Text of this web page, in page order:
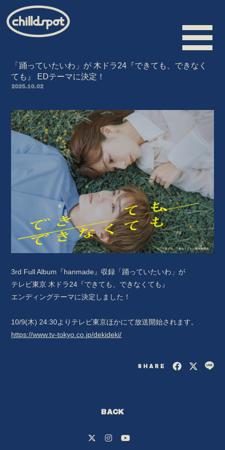
INFORMATION
SCHEDULE
BIOGRAPHY
VIDEO
DISCOGRAPHY
MERCHANDISE
CONTACT
MOVIE
「踊っていたいわ」が 木ドラ24『できても、できなく
ても』 EDテーマに決定！
2025.10.02
3rd Full Album『hanmade』収録「踊っていたいわ」が
テレビ東京 木ドラ24『できても、できなくても』
エンディングテーマに決定しました！
10/9(木) 24:30よりテレビ東京ほかにて放送開始されます。
https://www.tv-tokyo.co.jp/dekideki/
SHARE
BACK